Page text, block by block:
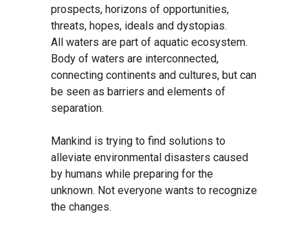
prospects, horizons of opportunities,
threats, hopes, ideals and dystopias.
All waters are part of aquatic ecosystem.
Body of waters are interconnected,
connecting continents and cultures, but can
be seen as barriers and elements of
separation.
Mankind is trying to find solutions to
alleviate environmental disasters caused
by humans while preparing for the
unknown. Not everyone wants to recognize
the changes.